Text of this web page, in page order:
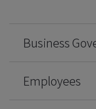
Business
Employees